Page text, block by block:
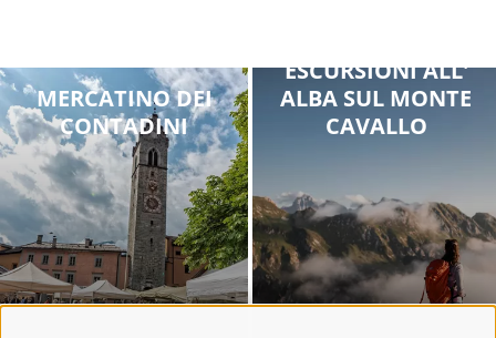
MERCATINO DEI
CONTADINI
ESCURSIONI ALL'
ALBA SUL MONTE
CAVALLO